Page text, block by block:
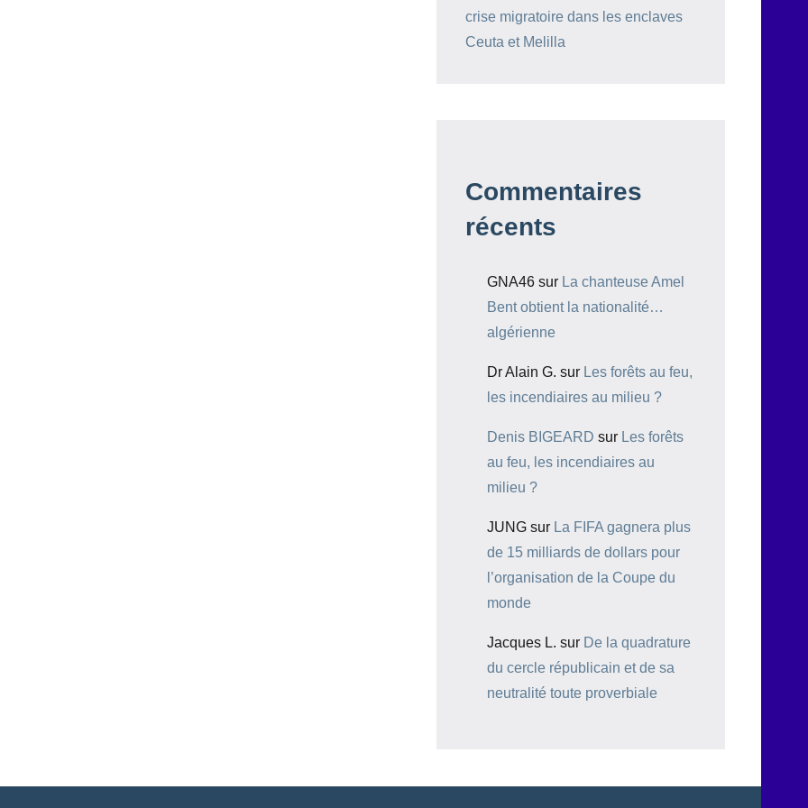
crise migratoire dans les enclaves
Ceuta et Melilla
Commentaires
récents
GNA46 sur La chanteuse Amel
Bent obtient la nationalité…
algérienne
Dr Alain G. sur Les forêts au feu,
les incendiaires au milieu ?
Denis BIGEARD sur Les forêts
au feu, les incendiaires au
milieu ?
JUNG sur La FIFA gagnera plus
de 15 milliards de dollars pour
l’organisation de la Coupe du
monde
Jacques L. sur De la quadrature
du cercle républicain et de sa
neutralité toute proverbiale